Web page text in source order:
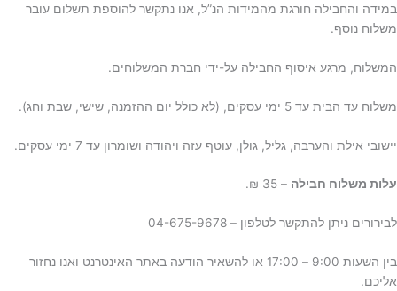
במידה והחבילה חורגת מהמידות הנ”ל, אנו נתקשר להוספת תשלום עובר
משלוח נוסף.
המשלוח, מרגע איסוף החבילה על-ידי חברת המשלוחים.
משלוח עד הבית עד 5 ימי עסקים, (לא כולל יום ההזמנה, שישי, שבת וחג).
יישובי אילת והערבה, גליל, גולן, עוטף עזה ויהודה ושומרון עד 7 ימי עסקים.
עלות משלוח חבילה – 35 ₪.
לבירורים ניתן להתקשר לטלפון – 04-675-9678
בין השעות 9:00 – 17:00 או להשאיר הודעה באתר האינטרנט ואנו נחזור
אליכם.